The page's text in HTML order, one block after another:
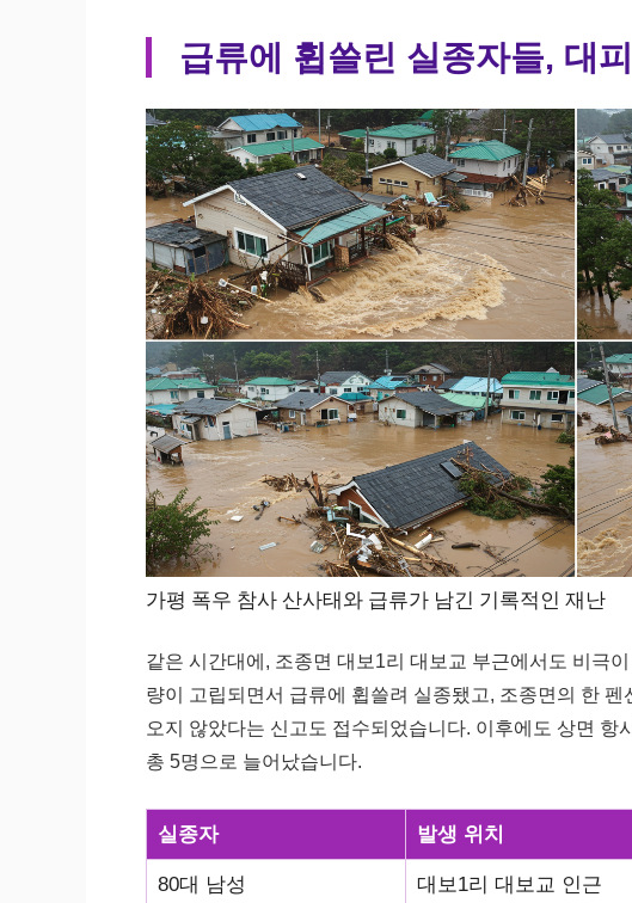
급류에 휩쓸린 실종자들, 대
가평 폭우 참사 산사태와 급류가 남긴 기록적인 재난
같은 시간대에, 조종면 대보1리 대보교 부근에서도 비극
량이 고립되면서 급류에 휩쓸려 실종됐고, 조종면의 한
오지 않았다는 신고도 접수되었습니다. 이후에도 상면 항
총 5명으로 늘어났습니다.
실종자 발생 위치
80대 남성 대보1리 대보교 인근